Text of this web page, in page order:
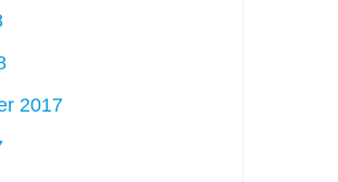
2017